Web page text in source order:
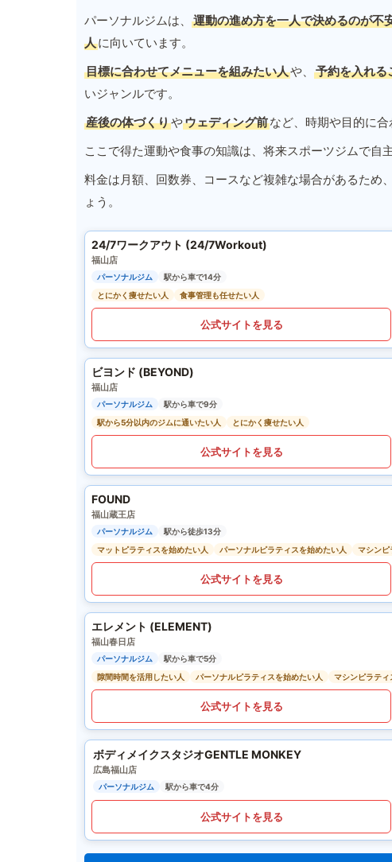
パーソナルジムは、 運動の進め方を一人で決めるのが不
人に向いています。
目標に合わせてメニューを組みたい人や、 予約を入れる
いジャンルです。
産後の体づくりやウェディング前など、時期や目的に合
ここで得た運動や食事の知識は、将来スポーツジムで自
料金は月額、回数券、コースなど複雑な場合があるため
ょう。
24/7ワークアウト (24/7Workout)
福山店
パーソナルジム
駅から車で14分
とにかく痩せたい人
食事管理も任せたい人
公式サイトを見る
ビヨンド (BEYOND)
福山店
パーソナルジム
駅から車で9分
駅から5分以内のジムに通いたい人
とにかく痩せたい人
公式サイトを見る
FOUND
福山蔵王店
パーソナルジム
駅から徒歩13分
マットピラティスを始めたい人
パーソナルピラティスを始めたい人 マシンピ
公式サイトを見る
エレメント (ELEMENT)
福山春日店
パーソナルジム
駅から車で5分
隙間時間を活用したい人
パーソナルピラティスを始めたい人 マシンピラティ
公式サイトを見る
ボディメイクスタジオGENTLE MONKEY
広島福山店
パーソナルジム 駅から車で4分
公式サイトを見る